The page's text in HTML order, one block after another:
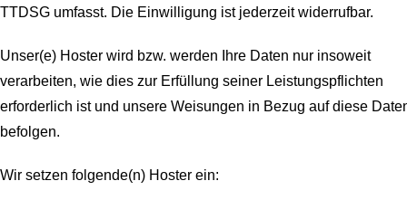
TTDSG umfasst. Die Einwilligung ist jederzeit widerrufbar.
Unser(e) Hoster wird bzw. werden Ihre Daten nur insoweit
verarbeiten, wie dies zur Erfüllung seiner Leistungspflichten
erforderlich ist und unsere Weisungen in Bezug auf diese
befolgen.
Wir setzen folgende(n) Hoster ein: